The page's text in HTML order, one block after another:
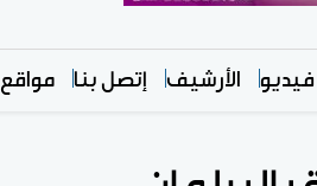
فيديو الأرشيف إتصل بنا مواقع